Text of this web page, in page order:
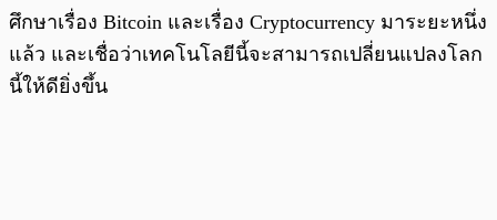
ศึกษาเรื่อง Bitcoin และเรื่อง Cryptocurrency มาระยะหนึ่ง
แล้ว และเชื่อว่าเทคโนโลยีนี้จะสามารถเปลี่ยนแปลงโลก
นี้ให้ดียิ่งขึ้น